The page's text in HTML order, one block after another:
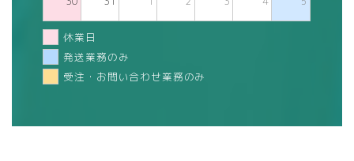
休業日
発送業務のみ
受注・お問い合わせ業務のみ